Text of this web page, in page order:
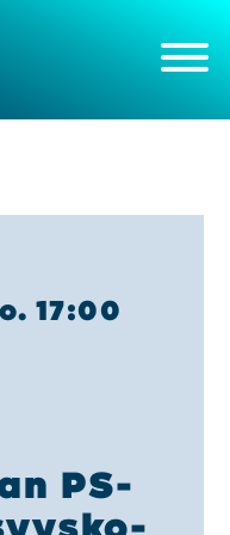
17:00
PS-